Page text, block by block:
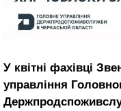
У квітні фахівці
управління